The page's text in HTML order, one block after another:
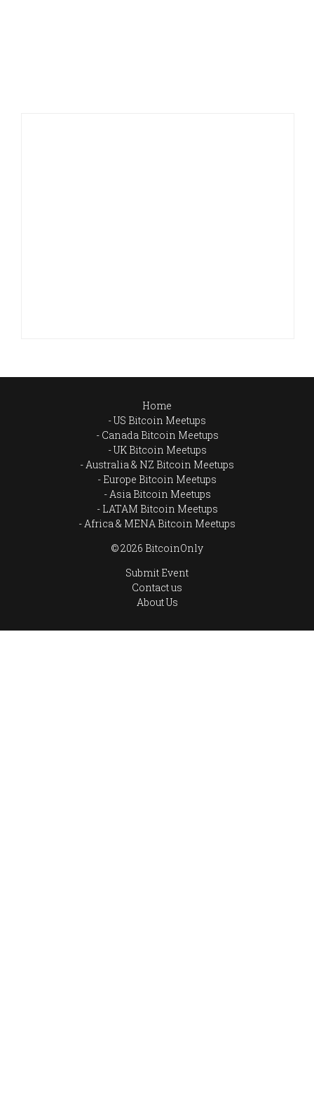
Home
US Bitcoin Meetups
Canada Bitcoin Meetups
UK Bitcoin Meetups
Australia & NZ Bitcoin Meetups
Europe Bitcoin Meetups
Asia Bitcoin Meetups
LATAM Bitcoin Meetups
Africa & MENA Bitcoin Meetups
© 2026 BitcoinOnly
Submit Event
Contact us
About Us